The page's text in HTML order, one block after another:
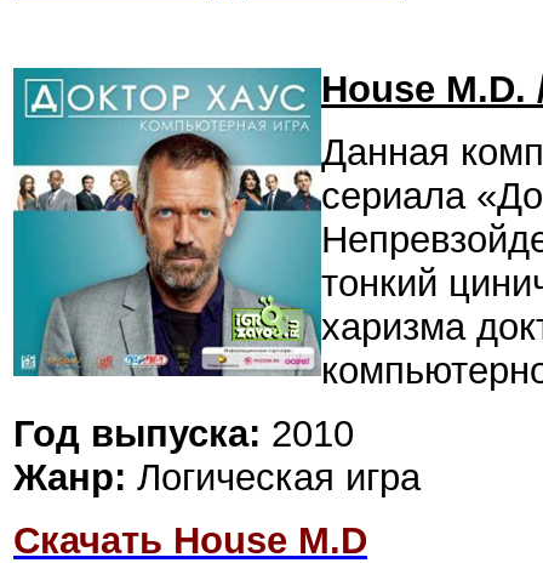
House M.D.
Данная
сериала
тонкий
харизма
Год выпуска: 2010
Жанр: Логическая игра
Скачать House M.D